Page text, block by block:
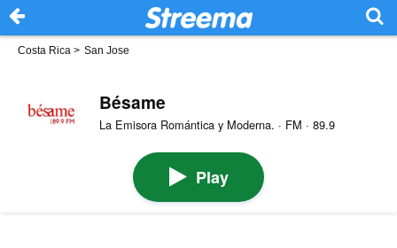
Costa Rica > San Jose
Bésame
La Emisora Romántica y Moderna. · FM · 89.9
Play